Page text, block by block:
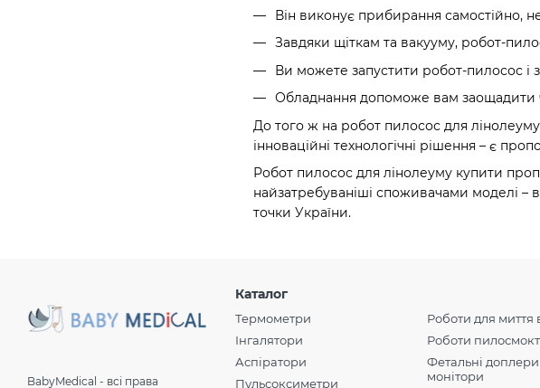
Він виконує прибирання самостійно,
Завдяки щіткам та вакууму, робот-
Ви можете запустити робот-пилосос
Обладнання допоможе вам заощадити
До того ж на робот пилосос для
інноваційні технологічні рішення – є
Робот пилосос для лінолеуму купити
найзатребуваніші споживачами моделі
точки України.
BabyMedical - всі права
Каталог
Термометри
Інгалятори
Аспіратори
Пульсоксиметри
Роботи для миття
Роботи
Фетальні доплери
монітори